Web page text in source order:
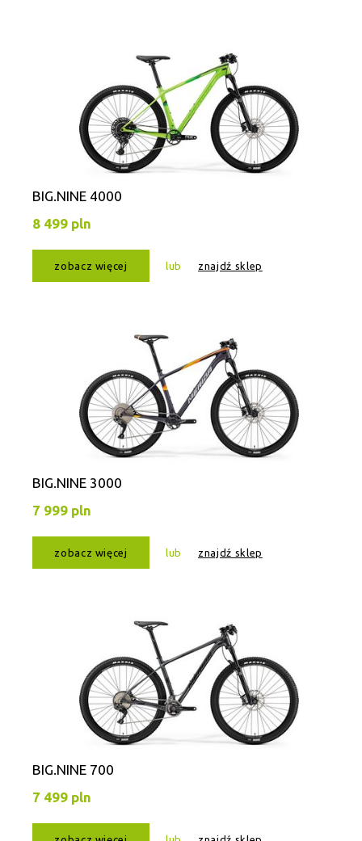
BIG.NINE 4000
8 499 pln
zobacz więcej lub znajdź sklep
BIG.NINE 3000
7 999 pln
zobacz więcej lub znajdź sklep
BIG.NINE 700
7 499 pln